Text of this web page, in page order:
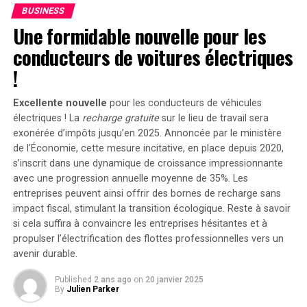
peut être associé à deux régulateurs solaires MPPT. Cela
ouvre la possibilité d’ajouter jusqu’à 1200 watts
supplémentaires via des panneaux solaires additionnels,
portant ainsi la puissance totale à un impressionnant
2400 watts
de stockage énergétique, il est possible d’intégrer
jusqu’à cinq batteries supplémentaires de 1,6
kilowattheure chacune, augmentant la capacité totale à
9,6 kilowattheures.
Intégration dans un Écosystème
Intelligent
Le Solarbank 2 AC s’intègre parfaitement dans un
écosystème énergétique intelligent grâce à sa
compatibilité avec le compteur Anker SOLIX Smart et
les prises intelligentes proposées par Anker. cette
BUSINESS
Une formidable nouvelle pour les
conducteurs de voitures électriques
!
Excellente nouvelle pour les conducteurs de véhicules
électriques ! La recharge gratuitesur le lieu de travail sera
exonérée d’impôts jusqu’en 2025. Annoncée par le ministère
de l’Économie, cette mesure incitative, en place depuis 2020,
s’inscrit dans une dynamique de croissance impressionnante
avec une progression annuelle moyenne de 35%. Les
entreprises peuvent ainsi offrir des bornes de recharge sans
impact fiscal, stimulant la transition écologique. Reste à savoir
si cela suffira à convaincre les entreprises hésitantes et à
propulser l’électrification des flottes professionnelles vers un
avenir durable.
Published 2 ans ago on 20 janvier 2025
By Julien Parker